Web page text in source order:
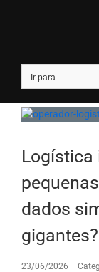
Ir para...
Logística
dados
gigantes?
23/06/2026